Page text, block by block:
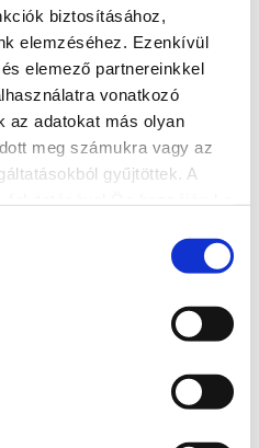
biztosításához,
elemzéséhez. Ezenkívül
elemező partnereinkkel
vonatkozó
az adatokat más olyan
meg számukra vagy az
gyűjtöttek. A
út